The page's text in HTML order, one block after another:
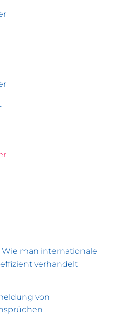
man internationale
verhandelt
von